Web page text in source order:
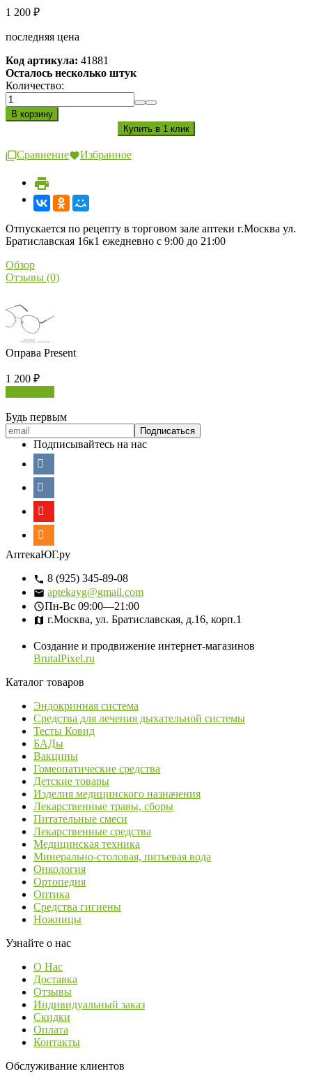
1 200 ₽
последняя цена
Код артикула: 41881
Осталось несколько штук
Количество:
Сравнение Избранное
Отпускается по рецепту в торговом зале аптеки г.Москва ул.
Братиславская 16к1 ежедневно с 9:00 до 21:00
Обзор
Отзывы (0)
Оправа Present
1 200 ₽
Будь первым
Подписывайтесь на нас
АптекаЮГ.ру
8 (925) 345-89-08
aptekayg@gmail.com
Пн-Вс 09:00—21:00
г.Москва, ул. Братиславская, д.16, корп.1
Создание и продвижение интернет-магазинов
BrutalPixel.ru
Каталог товаров
Эндокринная система
Средства для лечения дыхательной системы
Тесты Ковид
БАДы
Вакцины
Гомеопатические средства
Детские товары
Изделия медицинского назначения
Лекарственные травы, сборы
Питательные смеси
Лекарственные средства
Медицинская техника
Минерально-столовая, питьевая вода
Онкология
Ортопедия
Оптика
Средства гигиены
Ножницы
Узнайте о нас
О Нас
Доставка
Отзывы
Индивидуальный заказ
Скидки
Оплата
Контакты
Обслуживание клиентов